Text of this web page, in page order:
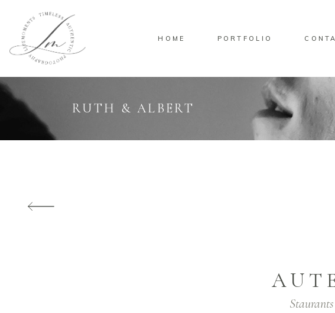
HOME PORTFOLIO
RUTH & ALBERT